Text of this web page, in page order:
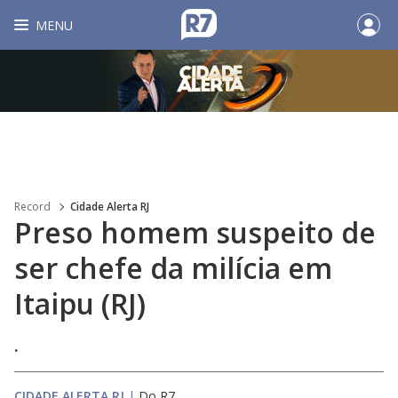
MENU
Record Cidade Alerta RJ
Preso homem suspeito de
ser chefe da milícia em
Itaipu (RJ)
.